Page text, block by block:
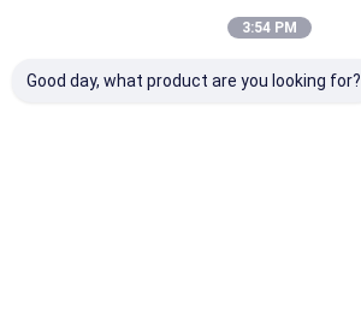
3:54 PM
Good day, what product are you looking for?